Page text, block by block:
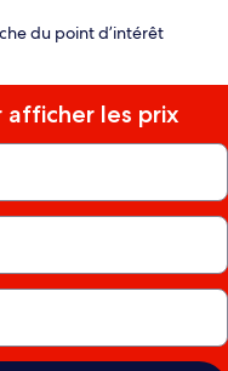
du point d’intérêt
afficher les prix